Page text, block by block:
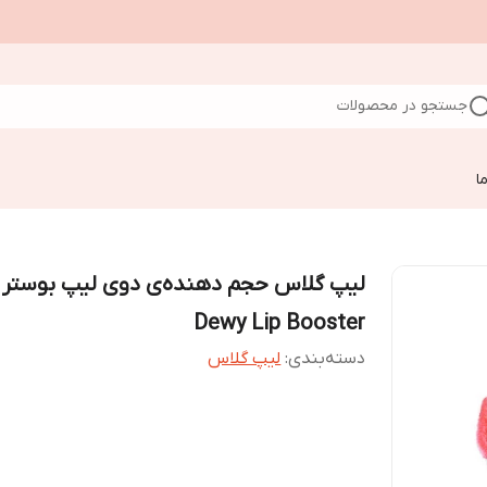
جستجو در محصولات
لیپ گلاس حجم ‌دهنده‌ی دوی لیپ بوستر
Dewy Lip Booster
دسته‌بندی:لیپ گلاس